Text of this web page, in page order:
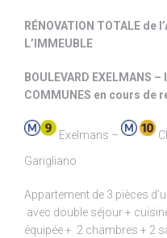
RÉNOVATION TOTALE de
L’IMMEUBLE
BOULEVARD EXELMANS
COMMUNES en cours de
Exelmans –
Garigliano
Appartement de 3 pièces
avec double séjour +
équipée + 2 chambres + 2